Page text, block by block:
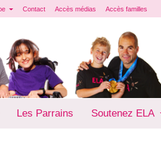
Contact Accès médias Accès familles
Les Parrains Soutenez ELA